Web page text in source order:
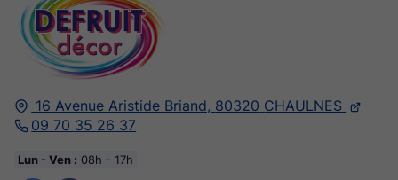
16 Avenue Aristide Briand, 80320 CHAULNES
09 70 35 26 37
Lun - Ven : 08h - 17h